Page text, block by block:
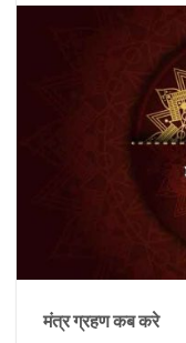
मंत्र ग्रहण कब करे